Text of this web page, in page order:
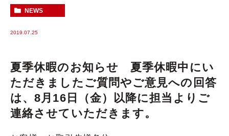
NEWS
2019.07.25
夏季休暇のお知らせ 夏季休暇中にい
ただきましたご質問やご意見への回答
は、8月16日（金）以降に担当よりご
連絡させていただきます。